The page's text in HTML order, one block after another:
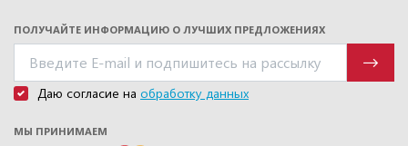
ПОЛУЧАЙТЕ ИНФОРМАЦИЮ О ЛУЧШИХ ПРЕДЛОЖЕНИЯХ
Даю согласие на обработку данных
МЫ ПРИНИМАЕМ